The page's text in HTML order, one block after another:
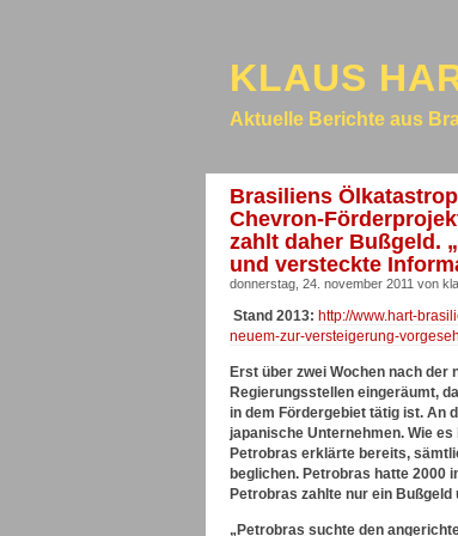
KLAUS
Aktuelle Berichte aus
Brasiliens
Chevron-
zahlt daher Bußgeld.
und versteckte
donnerstag, 24. november 2011 von
Stand 2013: http://www.hart-
neuem-zur-versteigerung-
Erst über zwei Wochen nach
Regierungsstellen eingeräumt,
in dem Fördergebiet tätig ist. An
japanische Unternehmen. Wie
Petrobras erklärte bereits,
beglichen. Petrobras hatte 2000
Petrobras zahlte nur ein
„Petrobras suchte den